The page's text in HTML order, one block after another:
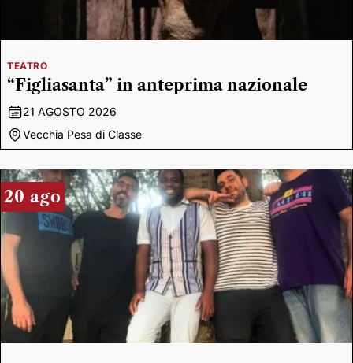
TEATRO
“Figliasanta” in anteprima nazionale
21 AGOSTO 2026
Vecchia Pesa di Classe
20 ago